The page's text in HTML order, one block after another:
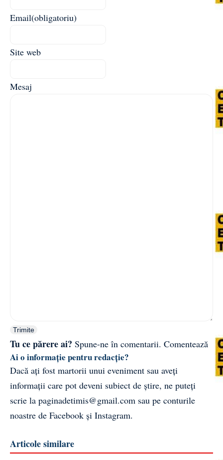
Email(obligatoriu)
Site web
Mesaj
Trimite
Tu ce părere ai? Spune-ne în comentarii. Comentează
Ai o informație pentru redacție?
Dacă ați fost martorii unui eveniment sau aveți
informații care pot deveni subiect de știre, ne puteți
scrie la paginadetimis@gmail.com sau pe conturile
noastre de Facebook și Instagram.
Articole similare